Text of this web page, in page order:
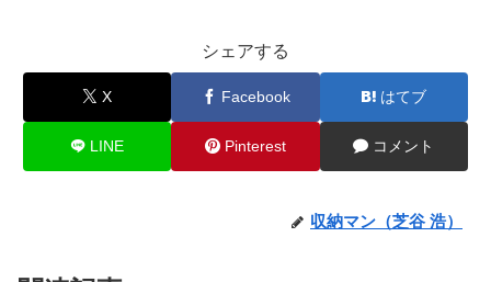
シェアする
X Facebook はてブ
LINE Pinterest コメント
収納マン（芝谷 浩）